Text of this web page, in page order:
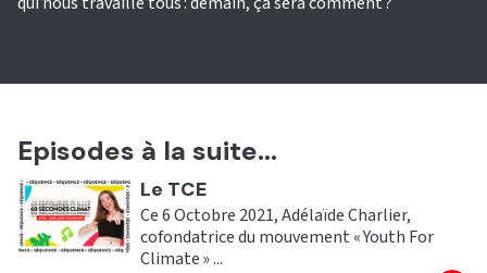
Episodes à la suite...
Ecouter
Le TCE
Ce 6 Octobre 2021, Adélaïde Charlier,
cofondatrice du mouvement « Youth For
Climate » ...